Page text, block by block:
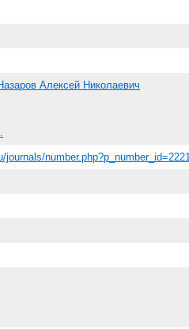
Алексей Николаевич
journals/number.php?p_number_id=2221